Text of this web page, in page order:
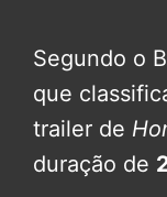
Segundo o
que
trailer de
duração de